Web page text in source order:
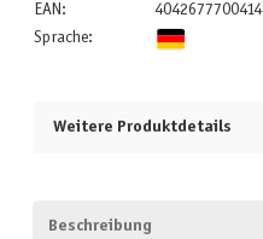
EAN:
4042677700414
Sprache:
Weitere Produktdetails
Beschreibung